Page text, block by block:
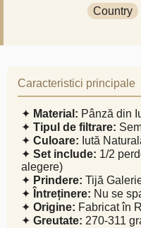
Country
Caracteristici principale
✦ Material: Pânză din
✦ Tipul de filtrare:
✦ Culoare: Iută
✦ Set include: 1/2
alegere)
✦ Prindere: Tijă
✦ Întreținere: Nu se
✦ Origine: Fabricat în
✦ Greutate: 270-311